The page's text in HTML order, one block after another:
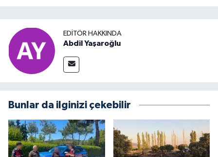
EDITÖR HAKKINDA
Abdil Yaşaroğlu
Bunlar da ilginizi çekebilir